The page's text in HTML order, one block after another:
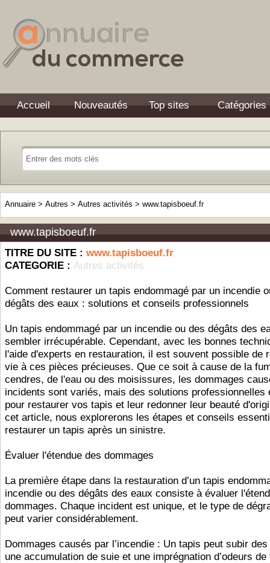
Accueil Nouveautés Top sites Catégories
Annuaire > Autres > Autres activités > www.tapisboeuf.fr
www.tapisboeuf.fr
TITRE DU SITE : www.tapisboeuf.fr
CATEGORIE : Autres activités
Comment restaurer un tapis endommagé par un incendie
dégâts des eaux : solutions et conseils professionnels
Un tapis endommagé par un incendie ou des dégâts des
sembler irrécupérable. Cependant, avec les bonnes
l'aide d'experts en restauration, il est souvent possible de
vie à ces pièces précieuses. Que ce soit à cause de la
cendres, de l'eau ou des moisissures, les dommages
incidents sont variés, mais des solutions professionnelles
pour restaurer vos tapis et leur redonner leur beauté
cet article, nous explorerons les étapes et conseils
restaurer un tapis après un sinistre.
Évaluer l'étendue des dommages
La première étape dans la restauration d’un tapis
incendie ou des dégâts des eaux consiste à évaluer
dommages. Chaque incident est unique, et le type de
peut varier considérablement.
Dommages causés par l’incendie : Un tapis peut subir
une accumulation de suie et une imprégnation d’odeurs